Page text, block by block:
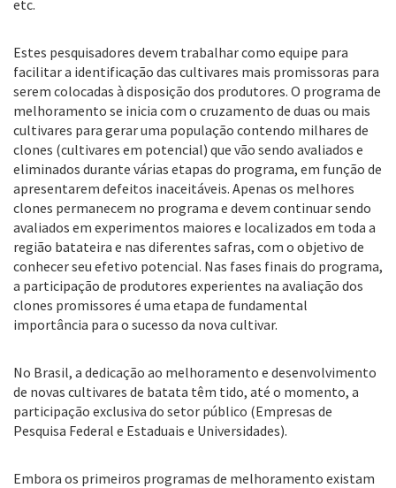
etc.
Estes pesquisadores devem trabalhar como equipe para
facilitar a identificação das cultivares mais promissoras para
serem colocadas à disposição dos produtores. O programa de
melhoramento se inicia com o cruzamento de duas ou mais
cultivares para gerar uma população contendo milhares de
clones (cultivares em potencial) que vão sendo avaliados e
eliminados durante várias etapas do programa, em função de
apresentarem defeitos inaceitáveis. Apenas os melhores
clones permanecem no programa e devem continuar sendo
avaliados em experimentos maiores e localizados em toda a
região batateira e nas diferentes safras, com o objetivo de
conhecer seu efetivo potencial. Nas fases finais do programa,
a participação de produtores experientes na avaliação dos
clones promissores é uma etapa de fundamental
importância para o sucesso da nova cultivar.
No Brasil, a dedicação ao melhoramento e desenvolvimento
de novas cultivares de batata têm tido, até o momento, a
participação exclusiva do setor público (Empresas de
Pesquisa Federal e Estaduais e Universidades).
Embora os primeiros programas de melhoramento existam